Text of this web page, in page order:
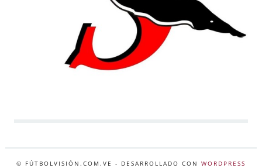
© FÚTBOLVISIÓN.COM.VE - DESARROLLADO CON WORDPRESS